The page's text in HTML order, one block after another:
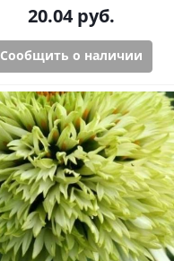
20.04руб.
Сообщить о наличии